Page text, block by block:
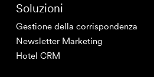
Soluzioni
Gestione della corrispondenza
Newsletter Marketing
Hotel CRM